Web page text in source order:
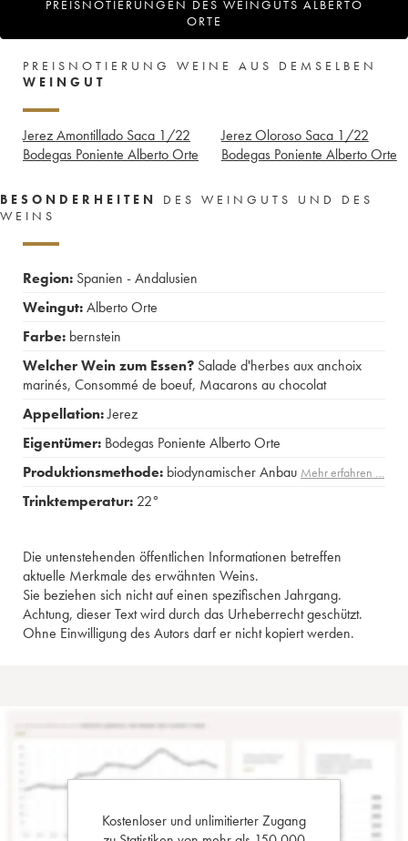
PREISNOTIERUNGEN DES WEINGUTS ALBERTO
ORTE
PREISNOTIERUNG WEINE AUS DEMSELBEN
WEINGUT
Jerez Amontillado Saca 1/22
Bodegas Poniente Alberto Orte
Jerez Oloroso Saca 1/22
Bodegas Poniente Alberto Orte
BESONDERHEITEN
DES WEINGUTS UND DES
WEINS
Region: Spanien - Andalusien
Weingut:Alberto Orte
Farbe: bernstein
Welcher Wein zum Essen? Salade d'herbes aux anchoix
marinés, Consommé de boeuf, Macarons au chocolat
Appellation:Jerez
Eigentümer: Bodegas Poniente Alberto Orte
Produktionsmethode: biodynamischer Anbau Mehr erfahren …
Trinktemperatur: 22°
Die untenstehenden öffentlichen Informationen betreffen
aktuelle Merkmale des erwähnten Weins.
Sie beziehen sich nicht auf einen spezifischen Jahrgang.
Achtung, dieser Text wird durch das Urheberrecht geschützt.
Ohne Einwilligung des Autors darf er nicht kopiert werden.
Kostenloser und unlimitierter Zugang